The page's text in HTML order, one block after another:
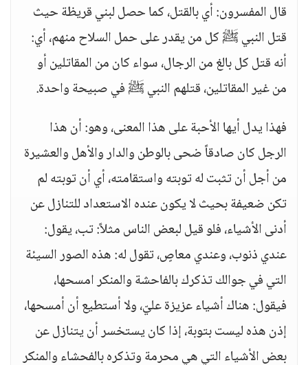
قال المفسرون: أي بالقتل، كما حصل لبني قريظة حيث
قتل النبي ﷺ كل من يقدر على حمل السلاح منهم، أي:
أنه قتل كل بالغ من الرجال، سواء كان من المقاتلين أو
من غير المقاتلين، قتلهم النبي ﷺ في صبيحة واحدة.
فهذا يدل أيها الأحبة على هذا المعنى، وهو: أن هذا
الرجل كان صادقاً ضحى بالوطن والدار والأهل والعشيرة
من أجل أن تثبت له توبته واستقامته، أي أن توبته لم
تكن ضعيفة بحيث لا يكون عنده الاستعداد للتنازل عن
أدنى الأشياء، فلو قيل لبعض الناس مثلاً: تب، يقول:
عندي ذنوب، وعندي معاصٍ، تقول له: هذه الصور السيئة
التي في جوالك تذكرك بالفاحشة والمنكر امسحها،
فيقول: هناك أشياء عزيزة عليّ، ولا أستطيع أن أمسحها،
إذن هذه ليست بتوبة، إذا كان يستخسر أن يتنازل عن
بعض الأشياء التي هي محرمة وتذكره بالفحشاء والمنكر